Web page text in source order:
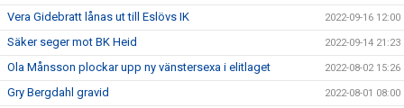
Vera Gidebratt lånas ut till Eslövs IK 2022-09-16 12:00
Säker seger mot BK Heid 2022-09-14 21:23
Ola Månsson plockar upp ny vänstersexa i elitlaget 2022-08-02 15:26
Gry Bergdahl gravid 2022-08-01 08:00